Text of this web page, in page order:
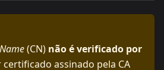
(CN) não é verificado por
certificado assinado pela CA